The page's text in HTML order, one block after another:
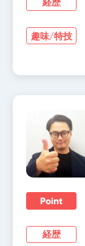
趣味/特技
Point
経歴